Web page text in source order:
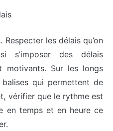
les délais qu’on
s’imposer des délais
motivants. Sur les longs
qui permettent de
vérifier que le rythme est
en temps et en heure ce